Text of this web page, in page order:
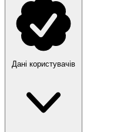
Дані користувачів